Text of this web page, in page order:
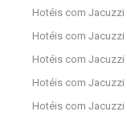
Hotéis com Jacuzzi
Hotéis com Jacuzzi
Hotéis com Jacuzzi
Hotéis com Jacuzzi
Hotéis com Jacuzzi